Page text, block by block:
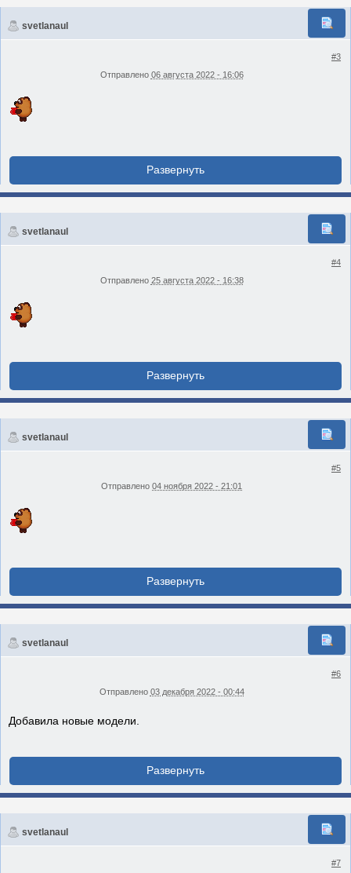
svetlanaul
#3
Отправлено 06 августа 2022 - 16:06
svetlanaul
#4
Отправлено 25 августа 2022 - 16:38
svetlanaul
#5
Отправлено 04 ноября 2022 - 21:01
svetlanaul
#6
Отправлено 03 декабря 2022 - 00:44
Добавила новые модели.
svetlanaul
#7